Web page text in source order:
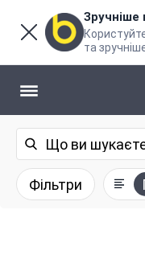
Зручніше
та
Фільтри